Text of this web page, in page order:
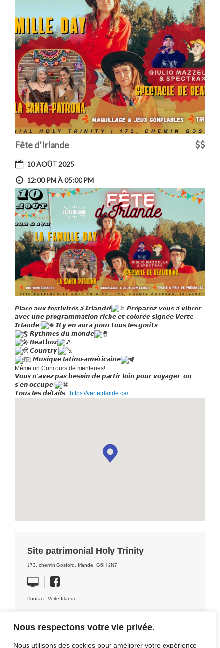
Nous respectons votre vie privée.
Nous utilisons des cookies pour améliorer votre expérience
Fête d’Irlande
10 AOÛT 2025
12:00 PM À 05:00 PM
𝙋𝙡𝙖𝙘𝙚 𝙖𝙪𝙭 𝙛𝙚𝙨𝙩𝙞𝙫𝙞𝙩𝙚́𝙨 𝙖̀ 𝙄𝙧𝙡𝙖𝙣𝙙𝙚!
𝙋𝙧𝙚́𝙥𝙖𝙧𝙚𝙯-𝙫𝙤𝙪𝙨 𝙖̀ 𝙫𝙞𝙗𝙧𝙚𝙧
𝙖𝙫𝙚𝙘 𝙪𝙣𝙚 𝙥𝙧𝙤𝙜𝙧𝙖𝙢𝙢𝙖𝙩𝙞𝙤𝙣 𝙧𝙞𝙘𝙝𝙚 𝙚𝙩 𝙘𝙤𝙡𝙤𝙧𝙚́𝙚 𝙨𝙞𝙜𝙣𝙚́𝙚 𝙑𝙚𝙧𝙩𝙚
𝙄𝙧𝙡𝙖𝙣𝙙𝙚!
𝙄𝙡 𝙮 𝙚𝙣 𝙖𝙪𝙧𝙖 𝙥𝙤𝙪𝙧 𝙩𝙤𝙪𝙨 𝙡𝙚𝙨 𝙜𝙤𝙪̂𝙩𝙨 :
𝙍𝙮𝙩𝙝𝙢𝙚𝙨 𝙙𝙪 𝙢𝙤𝙣𝙙𝙚
𝘽𝙚𝙖𝙩𝙗𝙤𝙭
𝘾𝙤𝙪𝙣𝙩𝙧𝙮
𝙈𝙪𝙨𝙞𝙦𝙪𝙚 𝙡𝙖𝙩𝙞𝙣𝙤-𝙖𝙢𝙚́𝙧𝙞𝙘𝙖𝙞𝙣𝙚
Même un Concours de menteries!
𝙑𝙤𝙪𝙨 𝙣’𝙖𝙫𝙚𝙯 𝙥𝙖𝙨 𝙗𝙚𝙨𝙤𝙞𝙣 𝙙𝙚 𝙥𝙖𝙧𝙩𝙞𝙧 𝙡𝙤𝙞𝙣 𝙥𝙤𝙪𝙧 𝙫𝙤𝙮𝙖𝙜𝙚𝙧, 𝙤𝙣
𝙨’𝙚𝙣 𝙤𝙘𝙘𝙪𝙥𝙚!
𝙏𝙤𝙪𝙨 𝙡𝙚𝙨 𝙙𝙚́𝙩𝙖𝙞𝙡𝙨 : https://verteirlande.ca/
Site patrimonial Holy Trinity
173, chemin Gosford, Irlande, G6H 2N7
Contact: Verte Irlande